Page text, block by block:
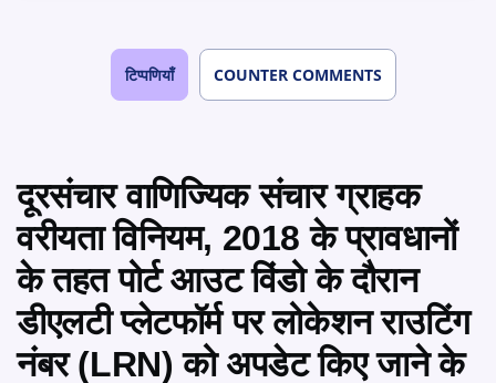
टिप्पणियाँ COUNTER COMMENTS
दूरसंचार वाणिज्यिक संचार ग्राहक
वरीयता विनियम, 2018 के प्रावधानों
के तहत पोर्ट आउट विंडो के दौरान
डीएलटी प्लेटफॉर्म पर लोकेशन राउटिंग
नंबर (LRN) को अपडेट किए जाने के